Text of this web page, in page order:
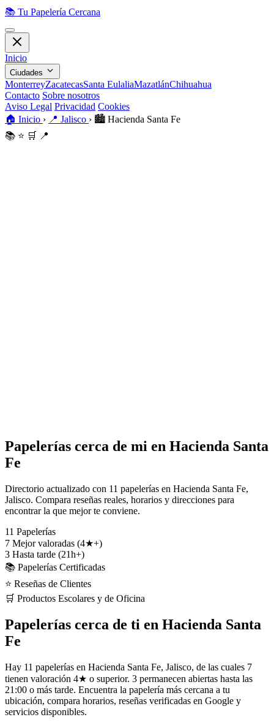
📚 Tu Papelería Cercana
Inicio
Ciudades
MonterreyZacatecasSanta EulaliaMazatlánChihuahua
Contacto Sobre nosotros
Aviso Legal Privacidad Cookies
🏠 Inicio › 📍 Jalisco › 🏙️ Hacienda Santa Fe
📚 ⭐ 🛒 📍
Papelerías cerca de mi en Hacienda Santa
Fe
Directorio actualizado con 11 papelerías en Hacienda Santa Fe,
Jalisco. Compara reseñas reales, horarios y direcciones para
encontrar la que mejor te conviene.
11 Papelerías
7 Mejor valoradas (4★+)
3 Hasta tarde (21h+)
📚 Papelerías Certificadas
⭐ Reseñas de Clientes
🛒 Productos Escolares y de Oficina
Papelerías cerca de ti en Hacienda Santa
Fe
Hay 11 papelerías en Hacienda Santa Fe, Jalisco, de las cuales 7
tienen valoración 4★ o superior. 3 permanecen abiertas hasta las
21:00 o más tarde. Encuentra la papelería más cercana a tu
ubicación, compara horarios, reseñas verificadas en Google y
servicios disponibles.